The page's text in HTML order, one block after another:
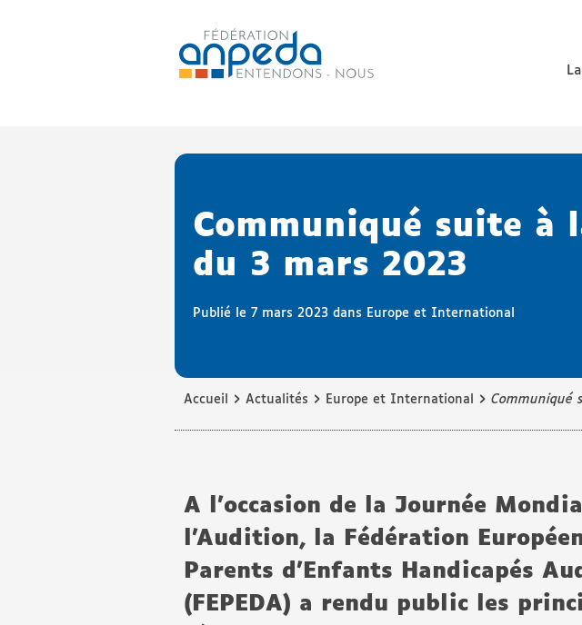
Communiqué suite à
du 3 mars 2023
Publié le 7 mars 2023 dans Europe et International
Accueil › Actualités › Europe et International › Communiqué
A l’occasion de la Journée
l’Audition, la Fédération
Parents d’Enfants Handicapés
(FEPEDA) a rendu public les